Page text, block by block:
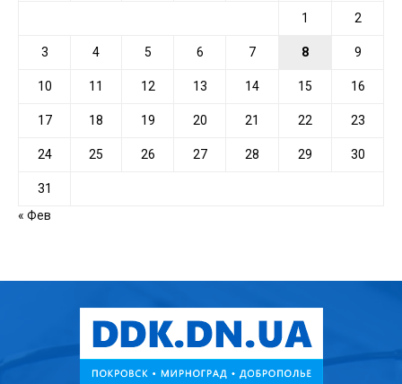
1 2
3 4 5 6 7 8 9
10 11 12 13 14 15 16
17 18 19 20 21 22 23
24 25 26 27 28 29 30
31
« Фев